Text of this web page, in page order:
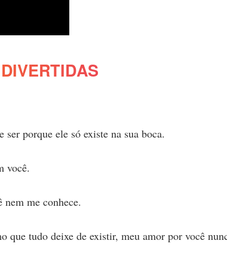
porque ele só existe na sua boca.
você.
me conhece.
que tudo deixe de existir, meu amor por você